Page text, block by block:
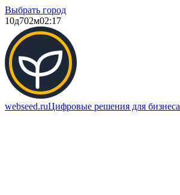
Выбрать город
10д702м02:17
webseed.ruЦифровые решения для бизнеса